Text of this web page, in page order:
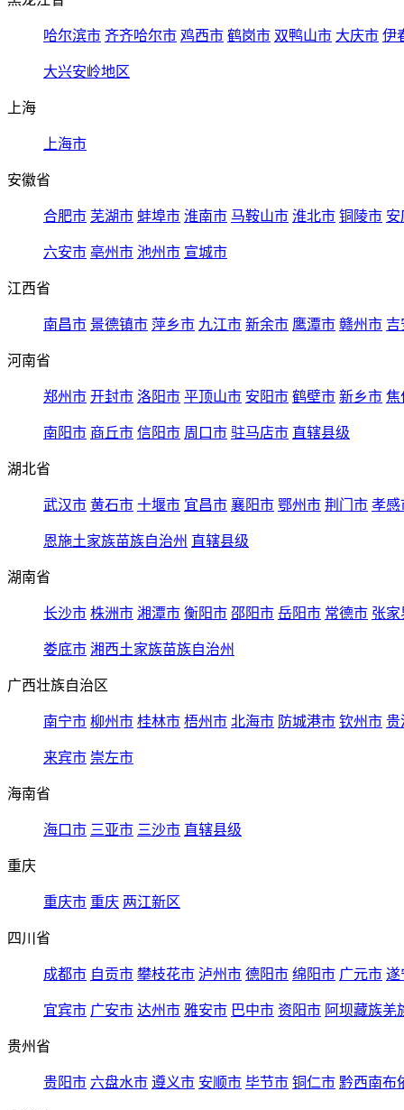
哈尔滨市 齐齐哈尔市 鸡西市 鹤岗市 双鸭山市 大庆市 伊
大兴安岭地区
上海
上海市
安徽省
合肥市 芜湖市 蚌埠市 淮南市 马鞍山市 淮北市 铜陵市 安
六安市 亳州市 池州市 宣城市
江西省
南昌市 景德镇市 萍乡市 九江市 新余市 鹰潭市 赣州市 吉
河南省
郑州市 开封市 洛阳市 平顶山市 安阳市 鹤壁市 新乡市 焦
南阳市 商丘市 信阳市 周口市 驻马店市 直辖县级
湖北省
武汉市 黄石市 十堰市 宜昌市 襄阳市 鄂州市 荆门市 孝感
恩施土家族苗族自治州 直辖县级
湖南省
长沙市 株洲市 湘潭市 衡阳市 邵阳市 岳阳市 常德市 张家
娄底市 湘西土家族苗族自治州
广西壮族自治区
南宁市 柳州市 桂林市 梧州市 北海市 防城港市 钦州市 贵
来宾市 崇左市
海南省
海口市 三亚市 三沙市 直辖县级
重庆
重庆市 重庆 两江新区
四川省
成都市 自贡市 攀枝花市 泸州市 德阳市 绵阳市 广元市 遂
宜宾市 广安市 达州市 雅安市 巴中市 资阳市 阿坝藏族羌
贵州省
贵阳市 六盘水市 遵义市 安顺市 毕节市 铜仁市 黔西南布